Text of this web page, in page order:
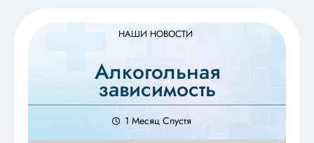
НАШИ НОВОСТИ
Алкогольная
зависимость
1 Месяц Спустя